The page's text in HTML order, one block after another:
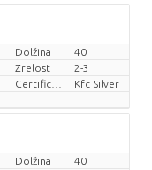
Dolžina
40
Zrelost
2-3
Kfc Silver
Dolžina
40